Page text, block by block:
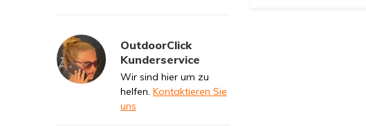
OutdoorClick
Kunderservice
Wir sind hier um zu
helfen. Kontaktieren Sie
uns